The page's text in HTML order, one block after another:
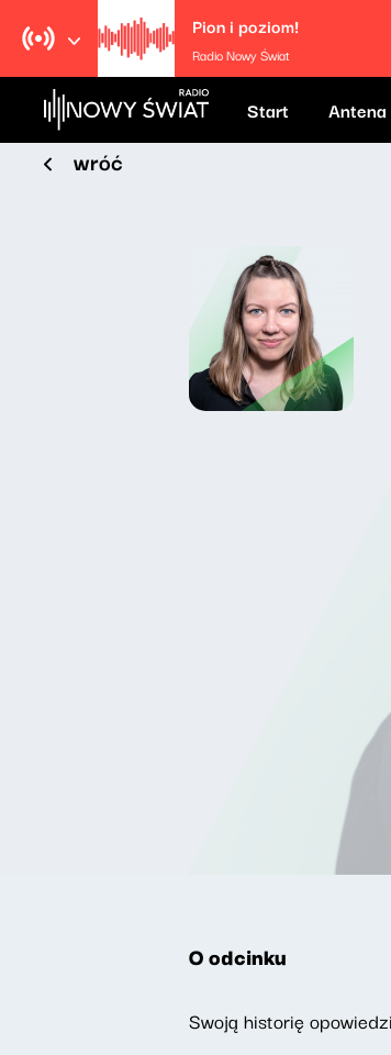
Pion i poziom!
Radio Nowy Świat
Start Antena
wróć
O odcinku
Swoją historię